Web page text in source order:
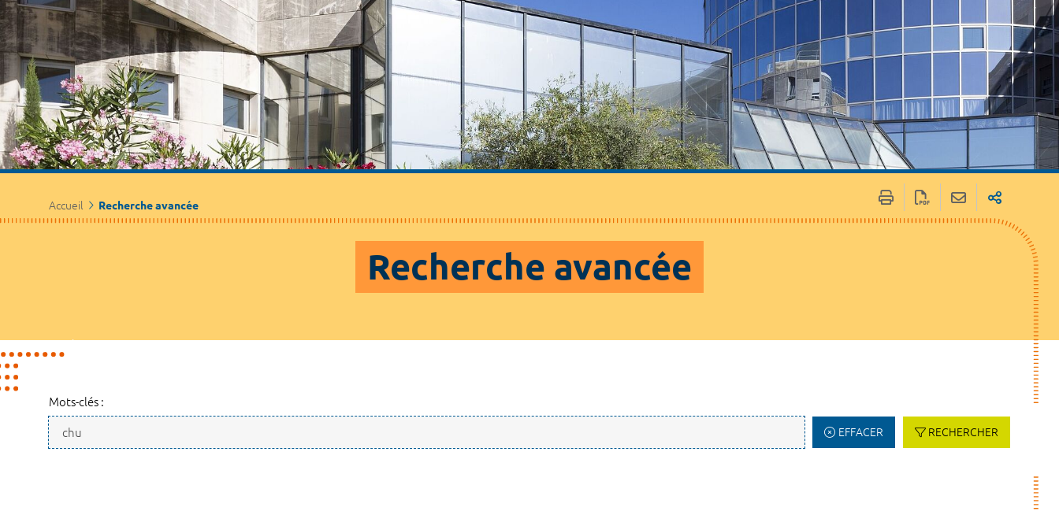
Accueil Recherche avancée
Recherche avancée
Mots-clés :
EFFACER RECHERCHER